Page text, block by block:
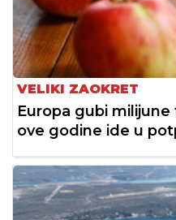
VELIKI ZAOKRET
Europa gubi
ove godine ide u